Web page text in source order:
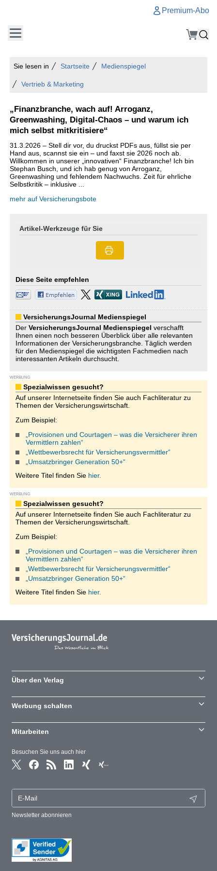
Premium-Abo
Sie lesen in Startseite Medienspiegel
Vertrieb & Marketing
„Finanzbranche, wach auf! Arroganz,
Greenwashing, Digital-Chaos – und warum ich
mich selbst mitkritisiere“
31.3.2026 – Stell dir vor, du druckst PDFs aus, füllst sie per
Hand aus, scannst sie ein – und faxst sie 2026 noch ab.
Willkommen in unserer „innovativen“ Finanzbranche! Ich bin
Stephan Busch, und ich hab genug von Arroganz,
Greenwashing und fehlendem Nachwuchs. Zeit für ehrliche
Selbstkritik – inklusive ...
mehr auf Versicherungsbote
Artikel-Werkzeuge für Sie
Diese Seite empfehlen
VersicherungsJournal Medienspiegel
Der VersicherungsJournal Medienspiegel verschafft
Ihnen einen noch besseren Überblick über alle relevanten
Informationen der Versicherungsbranche. Täglich werden
für den Medienspiegel die wichtigsten Fachmedien nach
interessanten Artikeln durchsucht.
WERBUNG
Spezialwissen gesucht?
Auf unserer Internetseite finden Sie auch Fachliteratur zu
Themen der Versicherungswirtschaft.
Zum Beispiel:
„Provisionen und Courtagen – was die Versicherer ihren
Vermittlern zahlen“
„Wettbewerbsrecht für Versicherungsvermittler“
„Umsatzbringer Generation 50+“
Weitere Titel finden Sie hier.
WERBUNG
Spezialwissen gesucht?
Auf unserer Internetseite finden Sie auch Fachliteratur zu
Themen der Versicherungswirtschaft.
Zum Beispiel:
„Provisionen und Courtagen – was die Versicherer ihren
Vermittlern zahlen“
„Wettbewerbsrecht für Versicherungsvermittler“
„Umsatzbringer Generation 50+“
Weitere Titel finden Sie hier.
Besuchen Sie uns auch hier
Newsletter abonnieren
Über den Verlag
Werbung schalten
Mitarbeiten